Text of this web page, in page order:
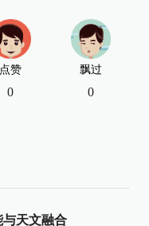
点赞
0
飘过
0
天文融合